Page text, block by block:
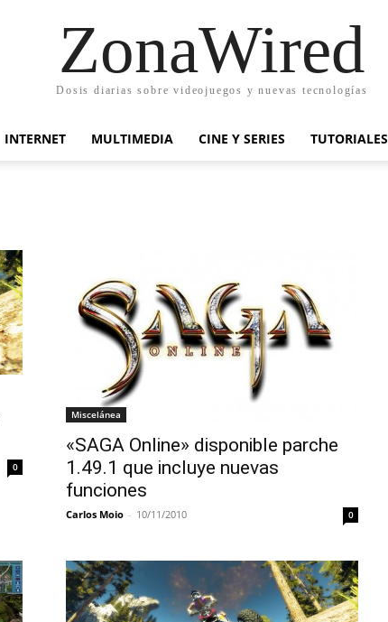
ZonaWired
Dosis diarias sobre videojuegos y nuevas tecnologías
INTERNET MULTIMEDIA CINE Y SERIES TUTORIALES
0
Miscelánea
«SAGA Online» disponible parche
1.49.1 que incluye nuevas
funciones
Carlos Moio - 10/11/2010 0